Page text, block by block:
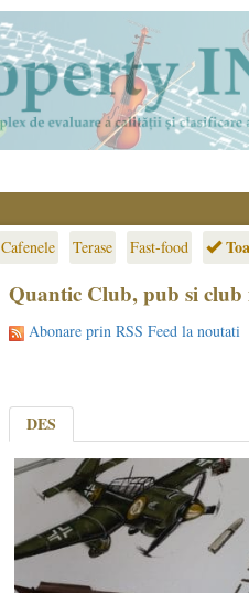
Cafenele Terase Fast-food
Quantic Club, pub si club
Abonare prin RSS Feed la noutati
DES